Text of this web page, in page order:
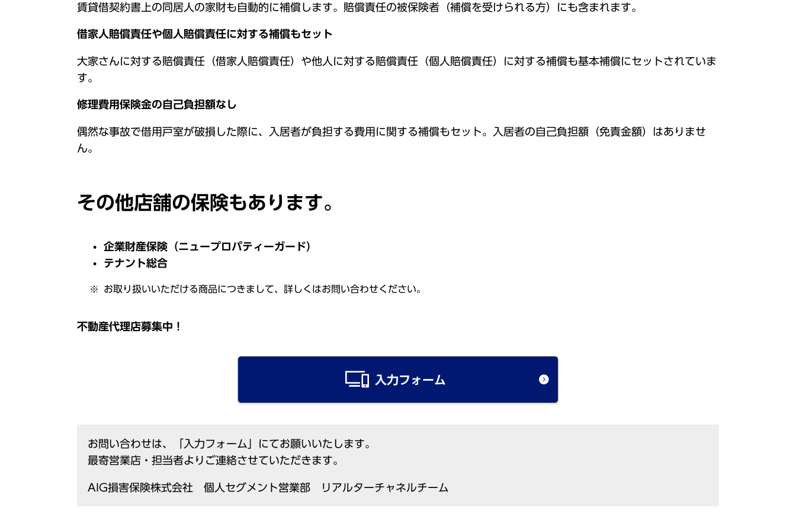
賃貸借契約書上の同居人の家財も自動的に補償します。賠償責任の被保険者（補償を受けられる方）にも含まれます。
借家人賠償責任や個人賠償責任に対する補償もセット
大家さんに対する賠償責任（借家人賠償責任）や他人に対する賠償責任（個人賠償責任）に対する補償も基本補償にセットされていま
す。
修理費用保険金の自己負担額なし
偶然な事故で借用戸室が破損した際に、入居者が負担する費用に関する補償もセット。入居者の自己負担額（免責金額）はありませ
ん。
その他店舗の保険もあります。
企業財産保険（ニュープロパティーガード）
テナント総合
お取り扱いいただける商品につきまして、詳しくはお問い合わせください。
不動産代理店募集中！
入力フォーム
お問い合わせは、「入力フォーム」にてお願いいたします。
最寄営業店・担当者よりご連絡させていただきます。
AIG損害保険株式会社 個人セグメント営業部 リアルターチャネルチーム